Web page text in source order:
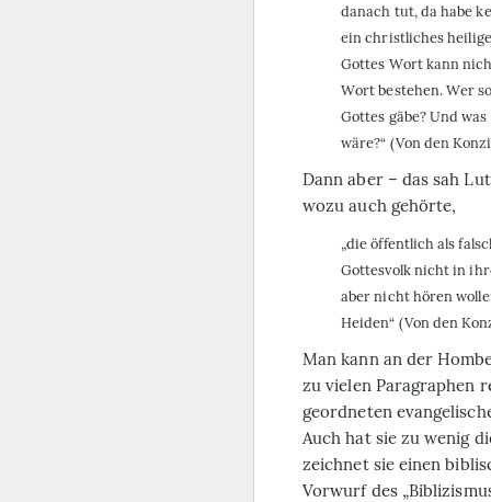
danach tut, da habe
ein christliches
Gottes Wort kann
Wort bestehen. Wer
Gottes gäbe? Und
wäre?“ (Von den
Dann aber – das sah
wozu auch gehörte,
„die öffentlich als
Gottesvolk nicht in
aber nicht hören
Heiden“ (Von den
Man kann an der
zu vielen Paragraphen
geordneten
Auch hat sie zu wenig
zeichnet sie einen
Vorwurf des